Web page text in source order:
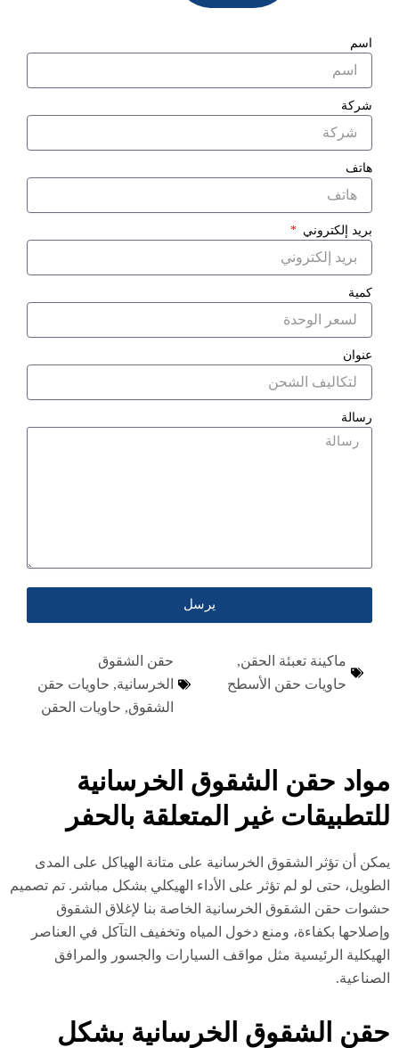
اسم
شركة
هاتف
بريد إلكتروني
كمية
عنوان
رسالة
يرسل
ماكينة تعبئة الحقن,
حاويات حقن الأسطح
حقن الشقوق
الخرسانية,حاويات حقن
الشقوق,حاويات الحقن
حقن الشقوق الخرسانية
غير المتعلقة بالحفر
أن تؤثر الشقوق الخرسانية على متانة الهياكل على المدى
حتى لو لم تؤثر على الأداء الهيكلي بشكل مباشر. تم تصميم
حقن الشقوق الخرسانية الخاصة بنا لإغلاق الشقوق
بكفاءة، ومنع دخول المياه وتخفيف التآكل في العناصر
الرئيسية مثل مواقف السيارات والجسور والمرافق
الشقوق الخرسانية بشكل